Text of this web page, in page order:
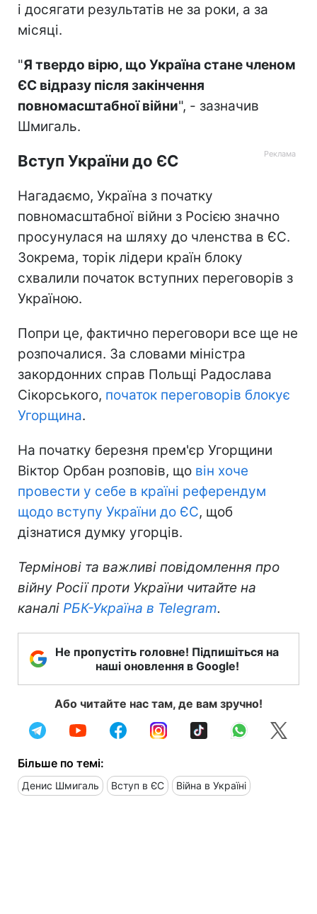
і досягати результатів не за роки, а за
місяці.
"Я твердо вірю, що Україна стане членом
ЄС відразу після закінчення
повномасштабної війни", - зазначив
Шмигаль.
Вступ України до ЄС
Нагадаємо, Україна з початку
повномасштабної війни з Росією значно
просунулася на шляху до членства в ЄС.
Зокрема, торік лідери країн блоку
схвалили початок вступних переговорів з
Україною.
Попри це, фактично переговори все ще не
розпочалися. За словами міністра
закордонних справ Польщі Радослава
Сікорського, початок переговорів блокує
Угорщина.
На початку березня прем'єр Угорщини
Віктор Орбан розповів, що він хоче
провести у себе в країні референдум
щодо вступу України до ЄС, щоб
дізнатися думку угорців.
Термінові та важливі повідомлення про
війну Росії проти України читайте на
каналі РБК-Україна в Telegram.
Не пропустіть головне! Підпишіться на
наші оновлення в Google!
Або читайте нас там, де вам зручно!
Більше по темі:
Денис Шмигаль Вступ в ЄС Війна в Україні